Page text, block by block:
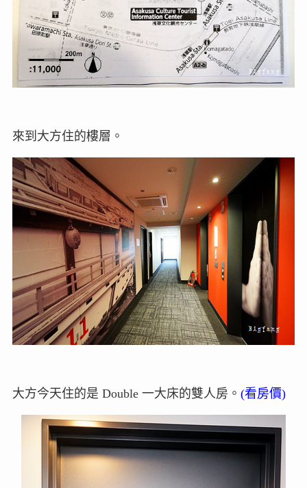
來到大方住的樓層。
大方今天住的是 Double 一大床的雙人房。 (看房價)